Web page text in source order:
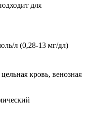
для
л (0,28-13 мг/дл)
кровь, венозная